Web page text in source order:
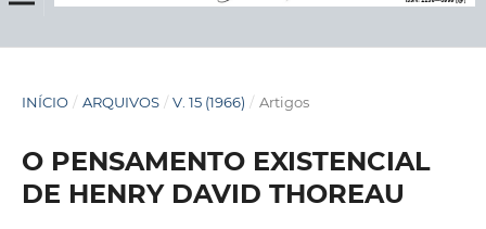
INÍCIO / ARQUIVOS / V. 15 (1966) / Artigos
O PENSAMENTO EXISTENCIAL
DE HENRY DAVID THOREAU